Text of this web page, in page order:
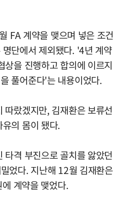
FA 계약을 맺으며 넣은 조건
단에서 제외됐다. '4년 계약
상을 진행하고 합의에 이르지
풀어준다'는 내용이었다.
따랐겠지만, 김재환은 보류선
의 몸이 됐다.
격 부진으로 골치를 앓았던
었다. 지난해 12월 김재환은
계약을 맺었다.